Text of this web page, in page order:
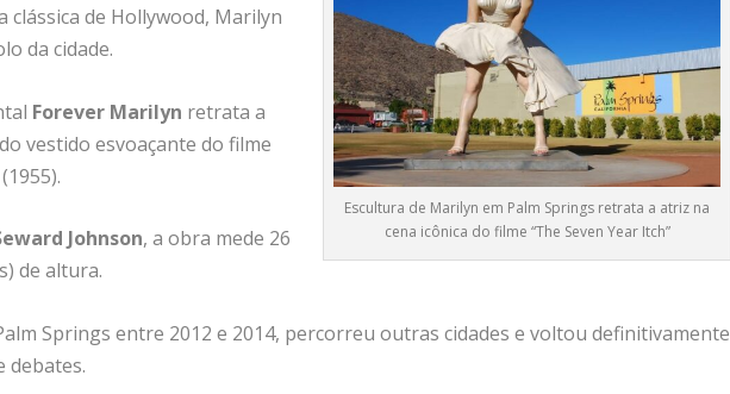
Escultura de Marilyn em Palm Springs retrata a atriz na
cena icônica do filme “The Seven Year Itch”
clássica de Hollywood, Marilyn
da cidade.
Forever Marilyn retrata a
vestido esvoaçante do filme
(1955).
Johnson, a obra mede 26
de altura.
Springs entre 2012 e 2014, percorreu outras cidades e voltou definitivamente
debates.